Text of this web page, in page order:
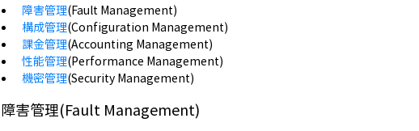
障害管理(Fault Management)
構成管理(Configuration Management)
課金管理(Accounting Management)
性能管理(Performance Management)
機密管理(Security Management)
障害管理(Fault Management)